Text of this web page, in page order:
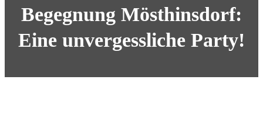
Begegnung Mösthinsdorf:
Eine unvergessliche Party!